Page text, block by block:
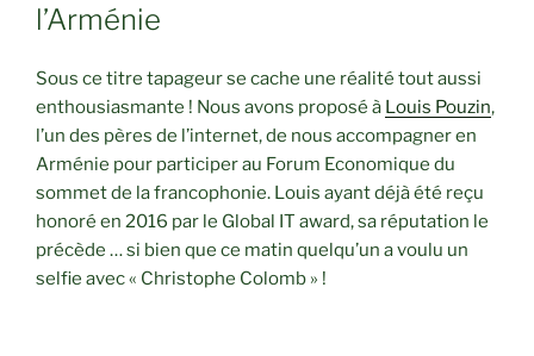
l’Arménie
Sous ce titre tapageur se cache une réalité tout aussi
enthousiasmante ! Nous avons proposé à Louis Pouzin,
l’un des pères de l’internet, de nous accompagner en
Arménie pour participer au Forum Economique du
sommet de la francophonie. Louis ayant déjà été reçu
honoré en 2016 par le Global IT award, sa réputation le
précède … si bien que ce matin quelqu’un a voulu un
selfie avec « Christophe Colomb » !